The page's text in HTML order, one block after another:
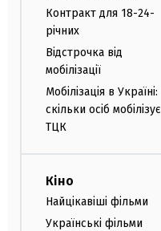
Контракт для 18-24-
річних
Відстрочка від
мобілізації
Мобілізація в Україні:
скільки осіб мобілізує
ТЦК
Кіно
Найцікавіші фільми
Українські фільми